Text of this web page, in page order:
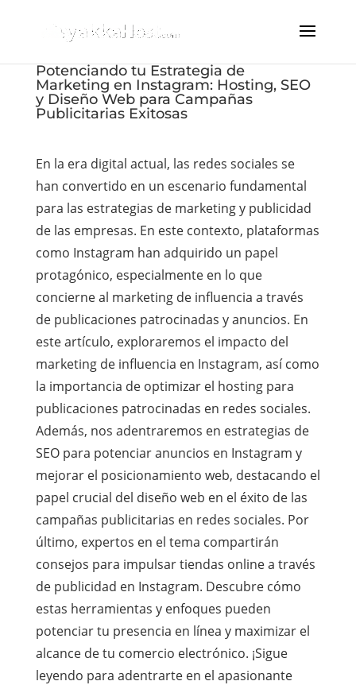
Potenciando tu Estrategia de
Marketing en Instagram: Hosting, SEO
y Diseño Web para Campañas
Publicitarias Exitosas
En la era digital actual, las redes sociales se
han convertido en un escenario fundamental
para las estrategias de marketing y publicidad
de las empresas. En este contexto, plataformas
como Instagram han adquirido un papel
protagónico, especialmente en lo que
concierne al marketing de influencia a través
de publicaciones patrocinadas y anuncios. En
este artículo, exploraremos el impacto del
marketing de influencia en Instagram, así como
la importancia de optimizar el hosting para
publicaciones patrocinadas en redes sociales.
Además, nos adentraremos en estrategias de
SEO para potenciar anuncios en Instagram y
mejorar el posicionamiento web, destacando el
papel crucial del diseño web en el éxito de las
campañas publicitarias en redes sociales. Por
último, expertos en el tema compartirán
consejos para impulsar tiendas online a través
de publicidad en Instagram. Descubre cómo
estas herramientas y enfoques pueden
potenciar tu presencia en línea y maximizar el
alcance de tu comercio electrónico. ¡Sigue
leyendo para adentrarte en el apasionante